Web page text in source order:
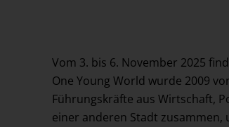
Vom 3. bis 6. November 2025
One Young World wurde 2009
Führungskräfte aus Wirtschaft,
einer anderen Stadt zusammen,